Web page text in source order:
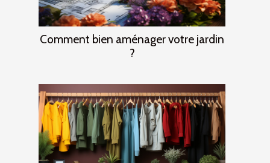
Comment bien aménager votre jardin
?